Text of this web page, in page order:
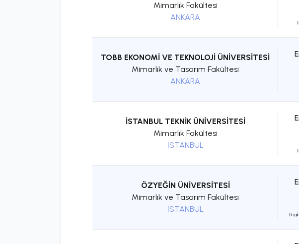
Mimarlık Fakültesi
ANKARA
TOBB EKONOMİ VE TEKNOLOJİ ÜNİVERSİTESİ
Mimarlık ve Tasarım Fakültesi
ANKARA
İSTANBUL TEKNİK ÜNİVERSİTESİ
Mimarlık Fakültesi
İSTANBUL
ÖZYEĞİN ÜNİVERSİTESİ
Mimarlık ve Tasarım Fakültesi
İSTANBUL